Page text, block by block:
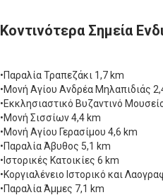
Κοντινότερα Σημεία
•Παραλία Τραπεζάκι 1,7 km
•Μονή Αγίου Ανδρέα Μηλαπιδιάς
•Εκκλησιαστικό Βυζαντινό
•Μονή Σισσίων 4,4 km
•Μονή Αγίου Γερασίμου 4,6 km
•Παραλία Άβυθος 5,1 km
•Ιστορικές Κατοικίες 6 km
•Κοργιαλένειο Ιστορικό και
•Παραλία Άμμες 7,1 km